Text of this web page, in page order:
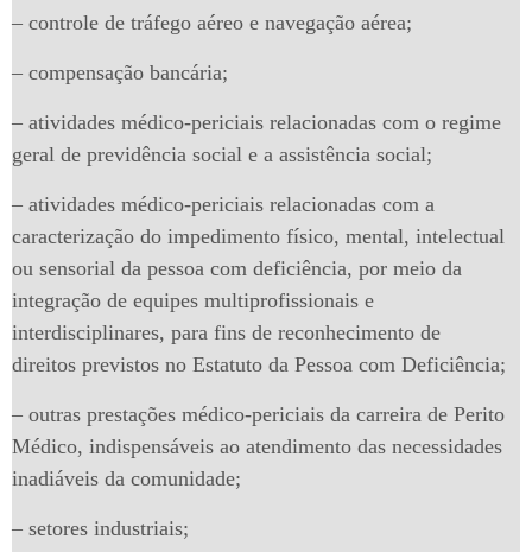
– controle de tráfego aéreo e navegação aérea;
– compensação bancária;
– atividades médico-periciais relacionadas com o regime
geral de previdência social e a assistência social;
– atividades médico-periciais relacionadas com a
caracterização do impedimento físico, mental, intelectual
ou sensorial da pessoa com deficiência, por meio da
integração de equipes multiprofissionais e
interdisciplinares, para fins de reconhecimento de
direitos previstos no Estatuto da Pessoa com Deficiência;
– outras prestações médico-periciais da carreira de Perito
Médico, indispensáveis ao atendimento das necessidades
inadiáveis da comunidade;
– setores industriais;